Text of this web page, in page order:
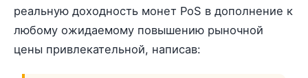
реальную доходность монет PoS в дополнение к
любому ожидаемому повышению рыночной
цены привлекательной, написав: